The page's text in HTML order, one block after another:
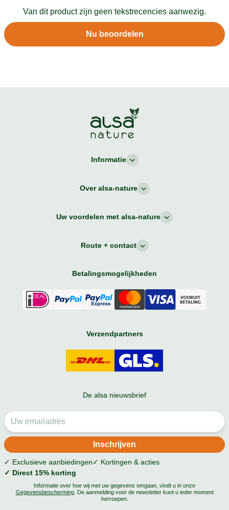
Van dit product zijn geen tekstrecencies aanwezig.
Nu beoordelen
Informatie
Over alsa-nature
Uw voordelen met alsa-nature
Route + contact
Betalingsmogelijkheden
Verzendpartners
De alsa nieuwsbrief
✓ Exclusieve aanbiedingen✓ Kortingen & acties
✓ Direct 15% korting
Informatie over hoe wij met uw gegevens omgaan, vindt u in onze
Gegevensbescherming. De aanmelding voor de newsletter kunt u ieder moment
herroepen.